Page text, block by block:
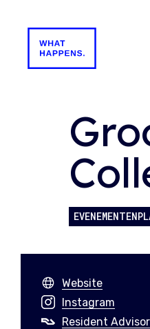
Website
Instagram
Resident Advisor